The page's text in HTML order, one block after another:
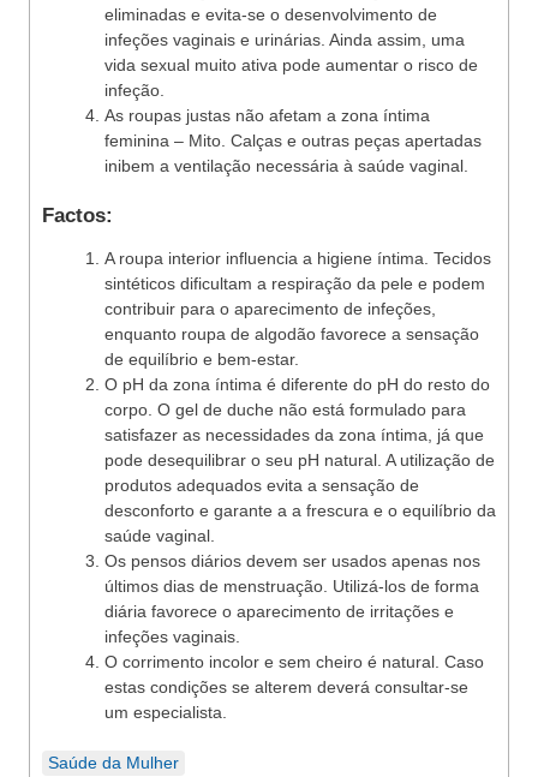
eliminadas e evita-se o desenvolvimento de
infeções vaginais e urinárias. Ainda assim, uma
vida sexual muito ativa pode aumentar o risco de
infeção.
As roupas justas não afetam a zona íntima
feminina – Mito. Calças e outras peças apertadas
inibem a ventilação necessária à saúde vaginal.
Factos:
A roupa interior influencia a higiene íntima. Tecidos
sintéticos dificultam a respiração da pele e podem
contribuir para o aparecimento de infeções,
enquanto roupa de algodão favorece a sensação
de equilíbrio e bem-estar.
O pH da zona íntima é diferente do pH do resto do
corpo. O gel de duche não está formulado para
satisfazer as necessidades da zona íntima, já que
pode desequilibrar o seu pH natural. A utilização de
produtos adequados evita a sensação de
desconforto e garante a a frescura e o equilíbrio da
saúde vaginal.
Os pensos diários devem ser usados apenas nos
últimos dias de menstruação. Utilizá-los de forma
diária favorece o aparecimento de irritações e
infeções vaginais.
O corrimento incolor e sem cheiro é natural. Caso
estas condições se alterem deverá consultar-se
um especialista.
Saúde da Mulher